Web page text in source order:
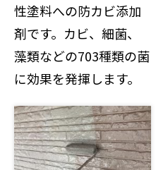
性塗料への防カビ添加
剤です。カビ、細菌、
藻類などの703種類の菌
に効果を発揮します。